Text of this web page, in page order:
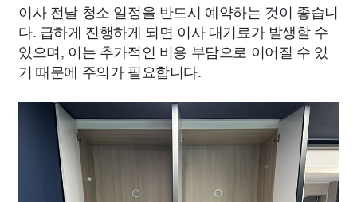
이사 전날 청소 일정을 반드시 예약하는 것이 좋습니
다. 급하게 진행하게 되면 이사 대기료가 발생할 수
있으며, 이는 추가적인 비용 부담으로 이어질 수 있
기 때문에 주의가 필요합니다.